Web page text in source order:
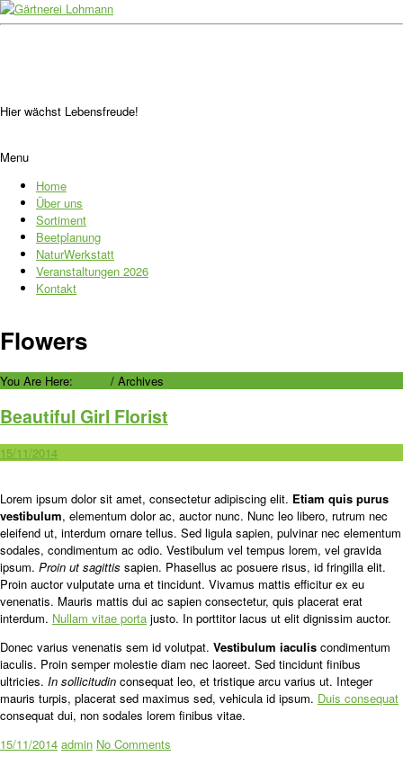
Hier wächst Lebensfreude!
Menu
Home
Über uns
Sortiment
Beetplanung
NaturWerkstatt
Veranstaltungen 2026
Kontakt
Flowers
You Are Here: / Archives
Beautiful Girl Florist
15/11/2014
Lorem ipsum dolor sit amet, consectetur adipiscing elit. Etiam quis purus
vestibulum, elementum dolor ac, auctor nunc. Nunc leo libero, rutrum nec
eleifend ut, interdum ornare tellus. Sed ligula sapien, pulvinar nec elementum
sodales, condimentum ac odio. Vestibulum vel tempus lorem, vel gravida
ipsum. Proin ut sagittis sapien. Phasellus ac posuere risus, id fringilla elit.
Proin auctor vulputate urna et tincidunt. Vivamus mattis efficitur ex eu
venenatis. Mauris mattis dui ac sapien consectetur, quis placerat erat
interdum. Nullam vitae porta justo. In porttitor lacus ut elit dignissim auctor.
Donec varius venenatis sem id volutpat. Vestibulum iaculis condimentum
iaculis. Proin semper molestie diam nec laoreet. Sed tincidunt finibus
ultricies. In sollicitudin consequat leo, et tristique arcu varius ut. Integer
mauris turpis, placerat sed maximus sed, vehicula id ipsum. Duis consequat
consequat dui, non sodales lorem finibus vitae.
15/11/2014 admin No Comments